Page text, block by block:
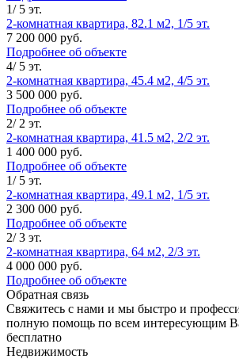
1/ 5 эт.
2-комнатная квартира, 82.1 м2, 1/5 эт.
7 200 000 руб.
Подробнее об объекте
4/ 5 эт.
2-комнатная квартира, 45.4 м2, 4/5 эт.
3 500 000 руб.
Подробнее об объекте
2/ 2 эт.
2-комнатная квартира, 41.5 м2, 2/2 эт.
1 400 000 руб.
Подробнее об объекте
1/ 5 эт.
2-комнатная квартира, 49.1 м2, 1/5 эт.
2 300 000 руб.
Подробнее об объекте
2/ 3 эт.
2-комнатная квартира, 64 м2, 2/3 эт.
4 000 000 руб.
Подробнее об объекте
Обратная связь
Свяжитесь с нами и мы быстро и
полную помощь по всем интересующим
бесплатно
Недвижимость